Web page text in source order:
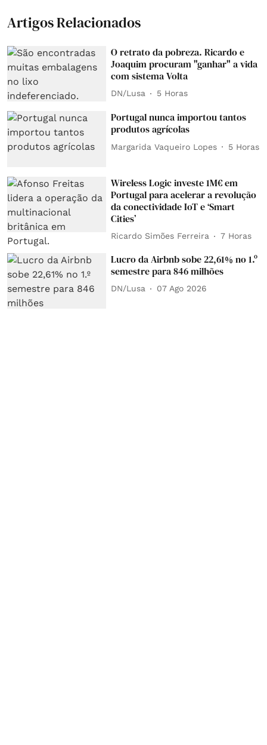
Artigos Relacionados
O retrato da pobreza. Ricardo e
Joaquim procuram "ganhar" a vida
com sistema Volta
DN/Lusa 5 Horas
Portugal nunca importou tantos
produtos agrícolas
Margarida Vaqueiro Lopes 5 Horas
Wireless Logic investe 1M€ em
Portugal para acelerar a revolução
da conectividade IoT e ‘Smart
Cities’
Ricardo Simões Ferreira 7 Horas
Lucro da Airbnb sobe 22,61% no 1.º
semestre para 846 milhões
DN/Lusa 07 Ago 2026